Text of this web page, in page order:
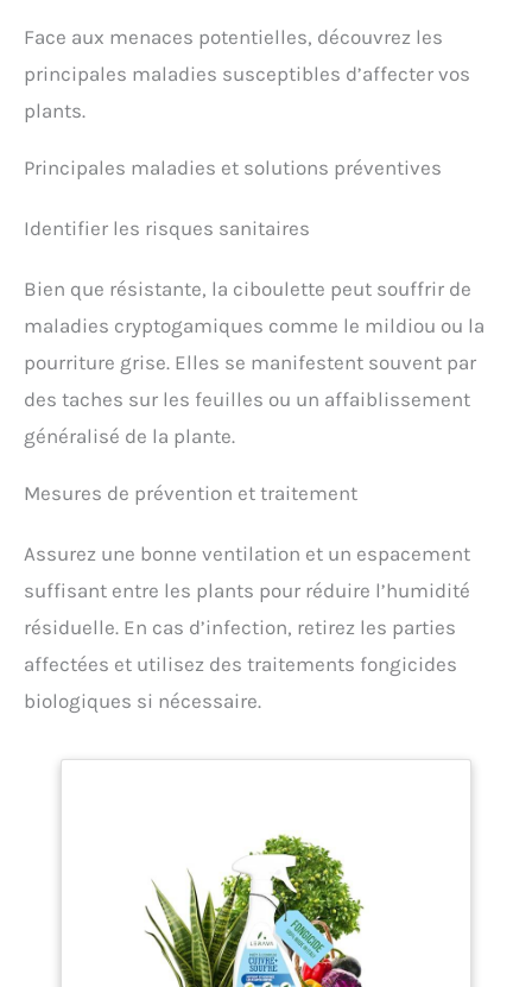
Face aux menaces potentielles, découvrez les
principales maladies susceptibles d’affecter vos
plants.
Principales maladies et solutions préventives
Identifier les risques sanitaires
Bien que résistante, la ciboulette peut souffrir de
maladies cryptogamiques comme le mildiou ou la
pourriture grise. Elles se manifestent souvent par
des taches sur les feuilles ou un affaiblissement
généralisé de la plante.
Mesures de prévention et traitement
Assurez une bonne ventilation et un espacement
suffisant entre les plants pour réduire l’humidité
résiduelle. En cas d’infection, retirez les parties
affectées et utilisez des traitements fongicides
biologiques si nécessaire.